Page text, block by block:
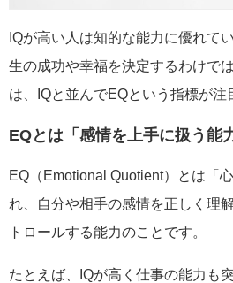
IQが高い人は知的な能力に優れて
生の成功や幸福を決定するわけで
は、IQと並んでEQという指標が注
EQとは「感情を上手に扱う能
EQ（Emotional Quotient）とは「
れ、自分や相手の感情を正しく理
トロールする能力のことです。
たとえば、IQが高く仕事の能力も